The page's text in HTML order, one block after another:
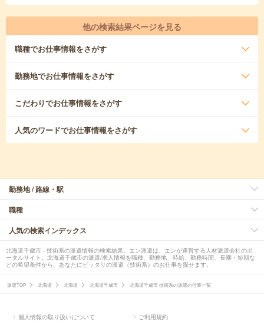
他の検索結果ページを見る
職種でお仕事情報をさがす
勤務地でお仕事情報をさがす
こだわりでお仕事情報をさがす
人気のワードでお仕事情報をさがす
勤務地 / 路線・駅
職種
人気の検索インデックス
北海道千歳市 - 技術系の派遣情報の検索結果。エン派遣は、エンが運営する人材派遣会社のポ
ータルサイト。北海道千歳市の派遣/求人情報を職種、勤務地、時給、勤務時間、長期・短期な
どの希望条件から、あなたにピッタリの派遣（技術系）のお仕事を探せます。
派遣TOP 北海道 北海道 北海道千歳市 北海道千歳市 技術系の派遣の仕事一覧
個人情報の取り扱いについて ご利用規約